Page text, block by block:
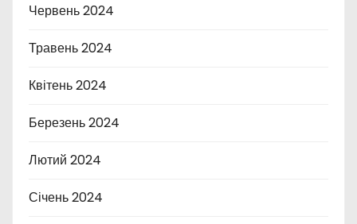
Червень 2024
Травень 2024
Квітень 2024
Березень 2024
Лютий 2024
Січень 2024